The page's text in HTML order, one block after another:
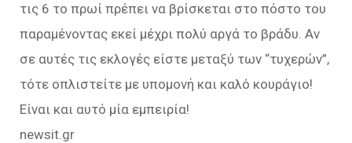
τις 6 το πρωί πρέπει να βρίσκεται στο πόστο του
παραμένοντας εκεί μέχρι πολύ αργά το βράδυ. Αν
σε αυτές τις εκλογές είστε μεταξύ των “τυχερών”,
τότε οπλιστείτε με υπομονή και καλό κουράγιο!
Είναι και αυτό μία εμπειρία!
newsit.gr